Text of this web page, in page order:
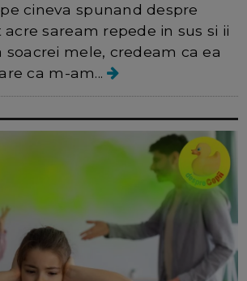
cineva spunand despre
saream repede in sus si ii
soacrei mele, credeam ca ea
ca m-am...